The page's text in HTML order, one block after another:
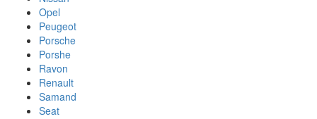
Opel
Peugeot
Porsche
Porshe
Ravon
Renault
Samand
Seat